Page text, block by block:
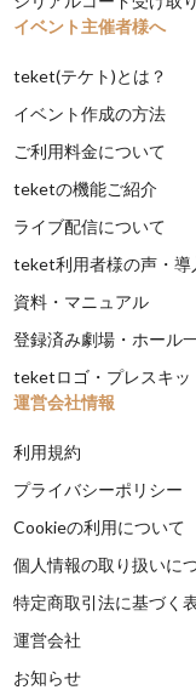
イベント主催者様へ
teket(テケト)とは？
イベント作成の方法
ご利用料金について
teketの機能ご紹介
ライブ配信について
teket利用者様の声・導
資料・マニュアル
登録済み劇場・ホール
teketロゴ・プレスキッ
運営会社情報
利用規約
プライバシーポリシー
Cookieの利用について
個人情報の取り扱いに
特定商取引法に基づく
運営会社
お知らせ